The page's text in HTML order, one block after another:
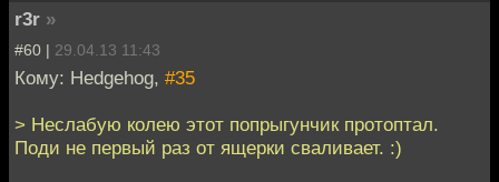
r3r »
#60 | 29.04.13 11:43
Кому: Hedgehog, #35
> Неслабую колею этот попрыгунчик протоптал.
Поди не первый раз от ящерки сваливает. :)